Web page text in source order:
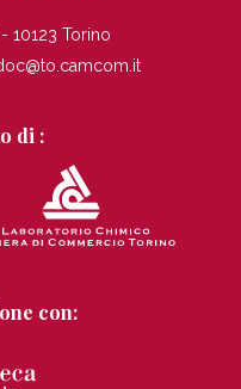
10123 Torino
di :
con: